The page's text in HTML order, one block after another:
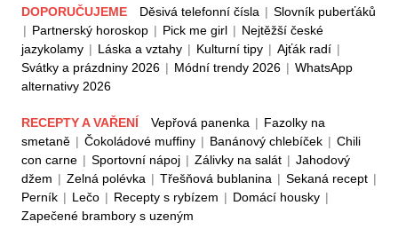
DOPORUČUJEME Děsivá telefonní čísla | Slovník puberťáků
| Partnerský horoskop | Pick me girl | Nejtěžší české
jazykolamy | Láska a vztahy | Kulturní tipy | Ajťák radí |
Svátky a prázdniny 2026 | Módní trendy 2026 | WhatsApp
alternativy 2026
RECEPTY A VAŘENÍ Vepřová panenka | Fazolky na
smetaně | Čokoládové muffiny | Banánový chlebíček | Chili
con carne | Sportovní nápoj | Zálivky na salát | Jahodový
džem | Zelná polévka | Třešňová bublanina | Sekaná recept |
Perník | Lečo | Recepty s rybízem | Domácí housky |
Zapečené brambory s uzeným